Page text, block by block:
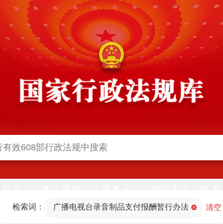
法部官网)同步公布
检索词： 广播电视台录音制品支付报酬暂行办法 清空